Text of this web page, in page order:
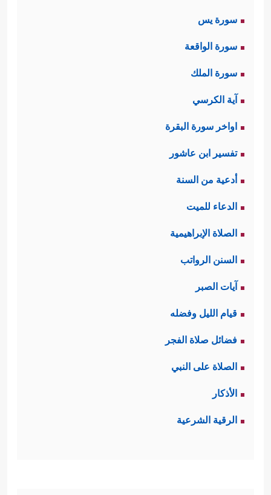
سورة يس
سورة الواقعة
سورة الملك
آية الكرسي
اواخر سورة البقرة
تفسير ابن عاشور
أدعية من السنة
الدعاء للميت
الصلاة الإبراهيمية
السنن الرواتب
آيات الصبر
قيام الليل وفضله
فضائل صلاة الفجر
الصلاة على النبي
الأذكار
الرقية الشرعية